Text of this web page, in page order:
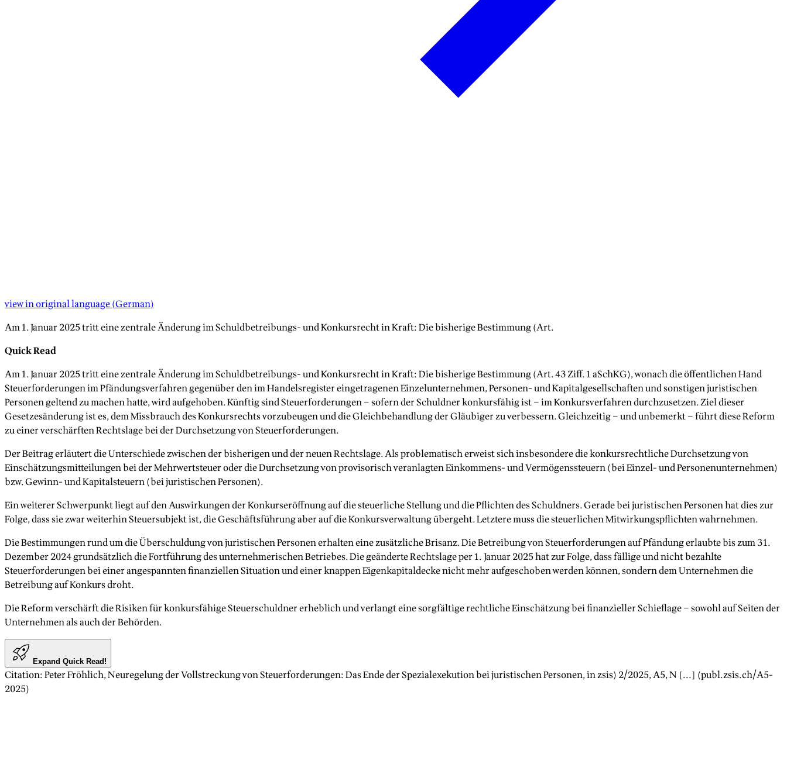
view in original language(German)
Am 1. Januar 2025 tritt eine zentrale Änderung im Schuldbetreibungs- und Konkursrecht in Kraft: Die bisherige Bestimmung (Art.
Quick Read
Am 1. Januar 2025 tritt eine zentrale Änderung im Schuldbetreibungs- und Konkursrecht in Kraft: Die bisherige Bestimmung (Art. 43 Ziff. 1 aSchKG), wonach die öffentlichen Hand
Steuerforderungen im Pfändungsverfahren gegenüber den im Handelsregister eingetragenen Einzelunternehmen, Personen- und Kapitalgesellschaften und sonstigen juristischen
Personen geltend zu machen hatte, wird aufgehoben. Künftig sind Steuerforderungen – sofern der Schuldner konkursfähig ist – im Konkursverfahren durchzusetzen. Ziel dieser
Gesetzesänderung ist es, dem Missbrauch des Konkursrechts vorzubeugen und die Gleichbehandlung der Gläubiger zu verbessern. Gleichzeitig – und unbemerkt – führt diese Reform
zu einer verschärften Rechtslage bei der Durchsetzung von Steuerforderungen.
Der Beitrag erläutert die Unterschiede zwischen der bisherigen und der neuen Rechtslage. Als problematisch erweist sich insbesondere die konkursrechtliche Durchsetzung von
Einschätzungsmitteilungen bei der Mehrwertsteuer oder die Durchsetzung von provisorisch veranlagten Einkommens- und Vermögenssteuern (bei Einzel- und Personenunternehmen)
bzw. Gewinn- und Kapitalsteuern (bei juristischen Personen).
Ein weiterer Schwerpunkt liegt auf den Auswirkungen der Konkurseröffnung auf die steuerliche Stellung und die Pflichten des Schuldners. Gerade bei juristischen Personen hat dies zur
Folge, dass sie zwar weiterhin Steuersubjekt ist, die Geschäftsführung aber auf die Konkursverwaltung übergeht. Letztere muss die steuerlichen Mitwirkungspflichten wahrnehmen.
Die Bestimmungen rund um die Überschuldung von juristischen Personen erhalten eine zusätzliche Brisanz. Die Betreibung von Steuerforderungen auf Pfändung erlaubte bis zum 31.
Dezember 2024 grundsätzlich die Fortführung des unternehmerischen Betriebes. Die geänderte Rechtslage per 1. Januar 2025 hat zur Folge, dass fällige und nicht bezahlte
Steuerforderungen bei einer angespannten finanziellen Situation und einer knappen Eigenkapitaldecke nicht mehr aufgeschoben werden können, sondern dem Unternehmen die
Betreibung auf Konkurs droht.
Die Reform verschärft die Risiken für konkursfähige Steuerschuldner erheblich und verlangt eine sorgfältige rechtliche Einschätzung bei finanzieller Schieflage – sowohl auf Seiten der
Unternehmen als auch der Behörden.
Expand Quick Read!
Citation:Peter Fröhlich,Neuregelung der Vollstreckung von Steuerforderungen: Das Ende der Spezialexekution bei juristischen Personen, in zsis) 2/2025, A5, N [...] (publ.zsis.ch/A5-
2025)